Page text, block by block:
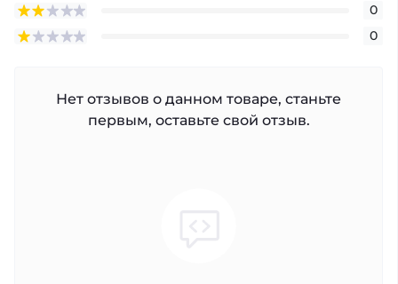
0
0
Нет отзывов о данном товаре, станьте
первым, оставьте свой отзыв.